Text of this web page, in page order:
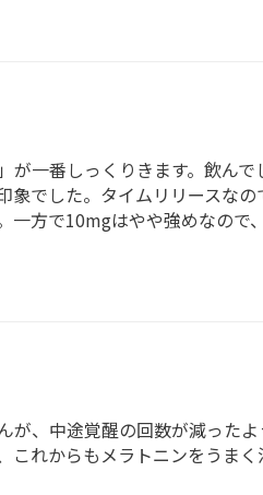
が一番しっくりきます。飲ん
でした。タイムリリースなの
一方で10mgはやや強めなので
、中途覚醒の回数が減ったよ
これからもメラトニンをうま